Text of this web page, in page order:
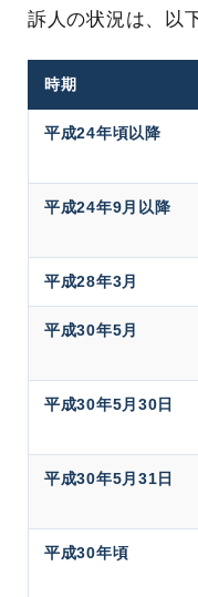
訴人の状況は、以
時期
平成24年頃以降
平成24年9月以降
平成28年3月
平成30年5月
平成30年5月30日
平成30年5月31日
平成30年頃